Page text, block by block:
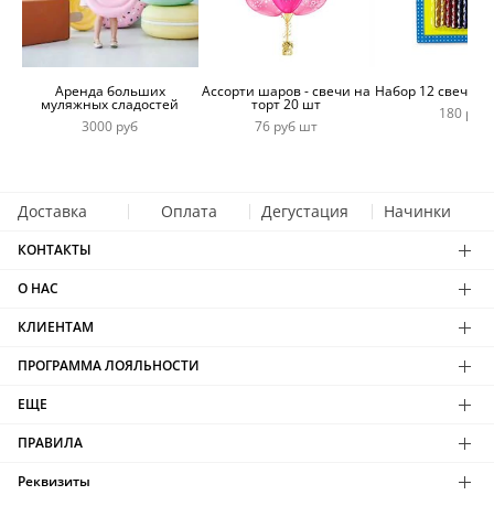
Аренда больших
муляжных сладостей
3000 руб
Ассорти шаров - свечи на
торт 20 шт
76 руб шт
Набор 12 свечей
180 руб
Доставка Оплата Дегустация Начинки
КОНТАКТЫ
О НАС
КЛИЕНТАМ
ПРОГРАММА ЛОЯЛЬНОСТИ
ЕЩЕ
ПРАВИЛА
Реквизиты